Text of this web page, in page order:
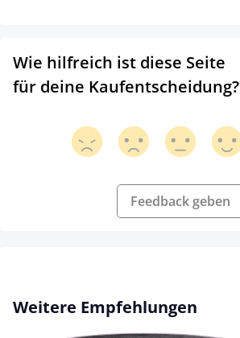
Wie hilfreich ist diese Seite
für deine Kaufentscheidung?
Feedback geben
Produktgalerie überspringen
Weitere Empfehlungen